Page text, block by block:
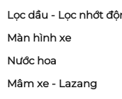
Lọc dầu - Lọc nhớt
Màn hình xe
Nước hoa
Mâm xe - Lazang